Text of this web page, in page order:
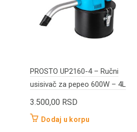
PROSTO UP2160-4 – Ručni
usisivač za pepeo 600W – 4L
3.500,00 RSD
Dodaj u korpu